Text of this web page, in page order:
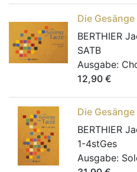
Die
BERTHIER
SATB
Ausgabe:
12,90 €
Die
BERTHIER
1-4stGes
Ausgabe: